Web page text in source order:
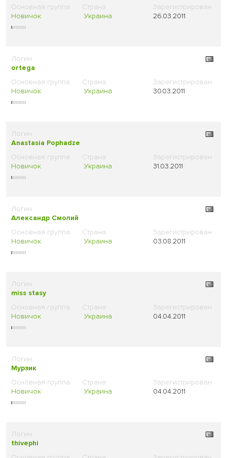
Новичок Украина 26.03.2011
ortega
Новичок Украина 30.03.2011
Anastasia Pophadze
Новичок Украина 31.03.2011
Александр Смолий
Новичок Украина 03.08.2011
miss stasy
Новичок Украина 04.04.2011
Мурзик
Новичок Украина 04.04.2011
thivephi